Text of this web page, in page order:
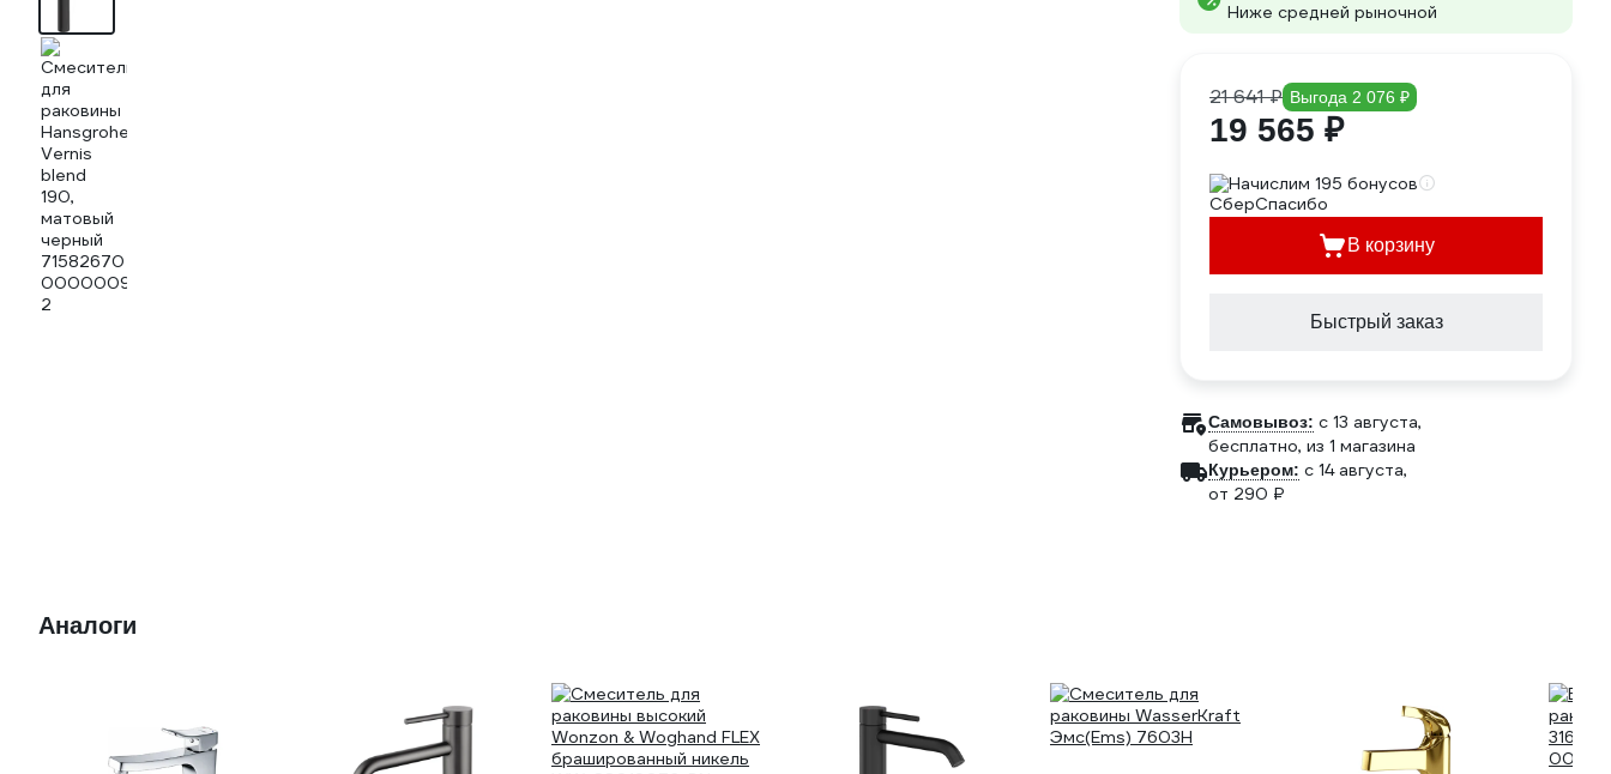
Ниже средней рыночной
21 641 ₽ Выгода 2 076 ₽
19 565 ₽
Начислим 195 бонусов
В корзину
Быстрый заказ
Самовывоз: c 13 августа,
бесплатно, из 1 магазина
Курьером: c 14 августа,
от 290 ₽
Аналоги